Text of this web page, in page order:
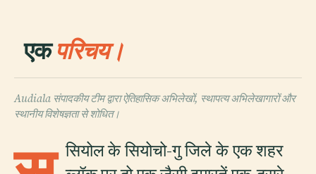
एकपरिचय।
Audiala संपादकीय टीम द्वारा ऐतिहासिक अभिलेखों, स्थापत्य अभिलेखागारों और
स्थानीय विशेषज्ञता से शोधित।
सियोल के सियोचो-गु जिले के एक शहर